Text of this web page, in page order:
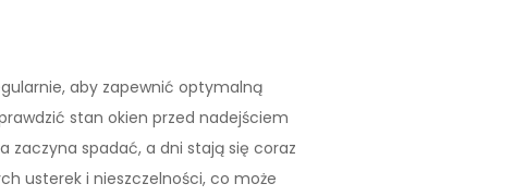
aby zapewnić optymalną
stan okien przed nadejściem
zaczyna spadać, a dni stają się coraz
usterek i nieszczelności, co może